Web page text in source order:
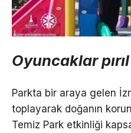
Oyuncaklar pırıl
Parkta bir araya gelen
toplayarak doğanın
Temiz Park etkinliği